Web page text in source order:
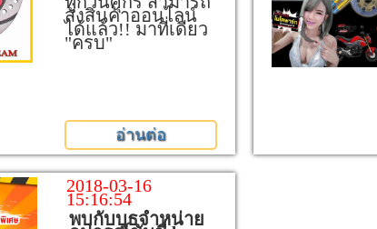
สั่งสินค้าออนไลน์
ได้แล้ว!! มาที่เดียว
"ครบ"
อ่านต่อ
2018-03-16
15:16:54
พบกับบูธจำหน่าย